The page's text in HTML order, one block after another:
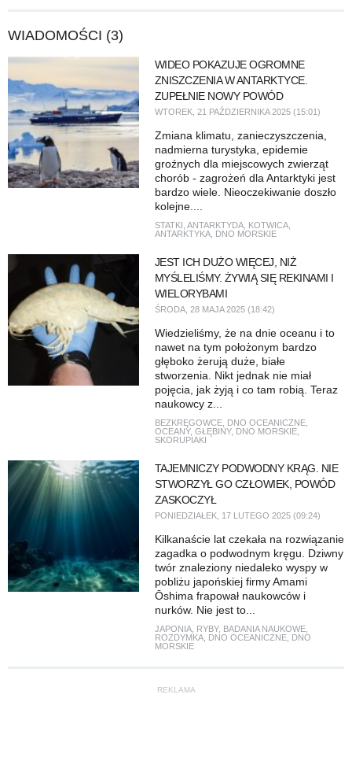
WIADOMOŚCI (3)
WIDEO POKAZUJE OGROMNE
ZNISZCZENIA W ANTARKTYCE.
ZUPEŁNIE NOWY POWÓD
WTOREK, 21 PAŹDZIERNIKA 2025 (15:01)
Zmiana klimatu, zanieczyszczenia,
nadmierna turystyka, epidemie
groźnych dla miejscowych zwierząt
chorób - zagrożeń dla Antarktyki jest
bardzo wiele. Nieoczekiwanie doszło
kolejne....
STATKI ANTARKTYDA, KOTWICA,
ANTARKTYKA, DNO MORSKIE
JEST ICH DUŻO WIĘCEJ, NIŻ
MYŚLELIŚMY. ŻYWIĄ SIĘ REKINAMI I
WIELORYBAMI
ŚRODA, 28 MAJA 2025 (18:42)
Wiedzieliśmy, że na dnie oceanu i to
nawet na tym położonym bardzo
głęboko żerują duże, białe
stworzenia. Nikt jednak nie miał
pojęcia, jak żyją i co tam robią. Teraz
naukowcy z...
BEZKRĘGOWCE, DNO OCEANICZNE,
OCEANY, GŁĘBINY, DNO MORSKIE,
SKORUPIAKI
TAJEMNICZY PODWODNY KRĄG. NIE
STWORZYŁ GO CZŁOWIEK, POWÓD
ZASKOCZYŁ
PONIEDZIAŁEK, 17 LUTEGO 2025 (09:24)
Kilkanaście lat czekała na rozwiązanie
zagadka o podwodnym kręgu. Dziwny
twór znaleziony niedaleko wyspy w
pobliżu japońskiej firmy Amami
Ōshima frapował naukowców i
nurków. Nie jest to...
JAPONIA, RYBY, BADANIA NAUKOWE,
ROZDYMKA, DNO OCEANICZNE, DNO
MORSKIE
REKLAMA